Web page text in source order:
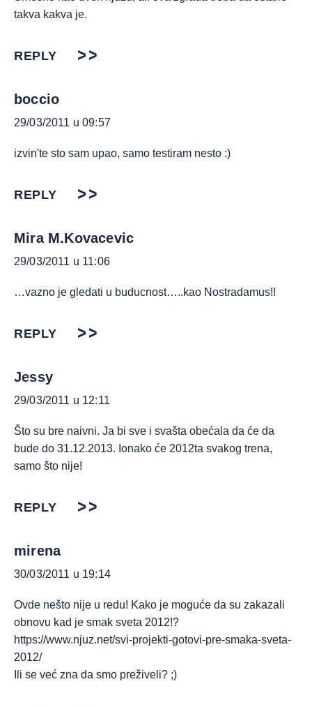
takva kakva je.
REPLY
boccio
29/03/2011 u 09:57
izvin'te sto sam upao, samo testiram nesto :)
REPLY
Mira M.Kovacevic
29/03/2011 u 11:06
…vazno je gledati u buducnost…..kao Nostradamus!!
REPLY
Jessy
29/03/2011 u 12:11
Što su bre naivni. Ja bi sve i svašta obećala da će da
bude do 31.12.2013. Ionako će 2012ta svakog trena,
samo što nije!
REPLY
mirena
30/03/2011 u 19:14
Ovde nešto nije u redu! Kako je moguće da su zakazali
obnovu kad je smak sveta 2012!?
https://www.njuz.net/svi-projekti-gotovi-pre-smaka-sveta-
2012/
Ili se već zna da smo preživeli? ;)